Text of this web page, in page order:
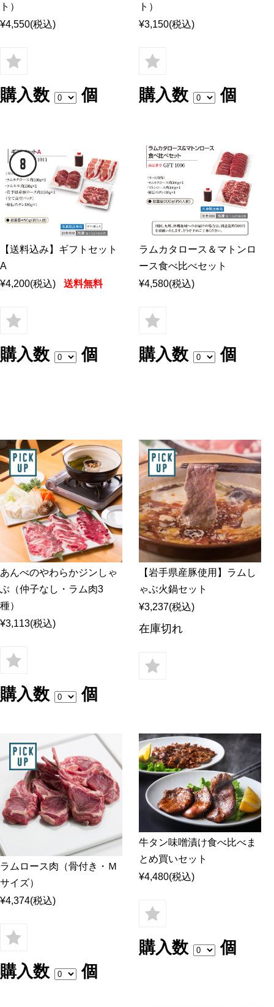
ト）
¥4,550(税込)
購入数 個
ト）
¥3,150(税込)
購入数 個
【送料込み】ギフトセット
A
¥4,200(税込) 送料無料
購入数 個
ラムカタロース＆マトンロ
ース食べ比べセット
¥4,580(税込)
購入数 個
あんべのやわらかジンしゃ
ぶ（仲子なし・ラム肉3
種）
¥3,113(税込)
購入数 個
【岩手県産豚使用】ラムし
ゃぶ火鍋セット
¥3,237(税込)
在庫切れ
ラムロース肉（骨付き・Ｍ
サイズ）
¥4,374(税込)
購入数 個
牛タン味噌漬け食べ比べま
とめ買いセット
¥4,480(税込)
購入数 個